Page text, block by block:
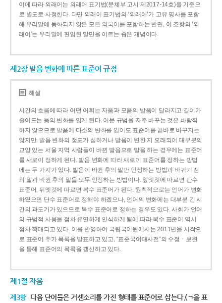
이에 따라 외래어는 외래어 표기법(문체부 고시 제2017-14호)을 기준으
로 별도로 사정한다. 다만 외래어 표기법의 ‘외래어’가 고유 명사를 포함
해 우리말에 동화되지 않은 모든 외국어를 포함하는 반면, 이 조항의 ‘외
래어’는 우리말에 편입된 말만을 이르는 좁은 개념이다.
제2장 발음 변화에 따른 표준어 규정
해설
시간의 흐름에 따라 어떤 어휘는 자음과 모음의 발음이 달라지고 길이가
줄어드는 등의 변화를 입게 된다. 어문 규범을 자주 바꾸는 것은 바람직
하지 않으므로 발음에 다소의 변화를 입어도 표준어를 곧바로 바꾸지는
않지만, 발음 변화의 정도가 심하거나 발음이 변한 지 오래되어 대부분의
교양 있는 서울 지역 사람들이 바뀐 발음으로 말을 하는 경우에는 표준어
를 새로이 정하게 된다. 발음 변화에 따라 새로이 표준어를 정하는 방법
에는 두 가지가 있다. 발음이 바뀐 후의 말만 인정하는 방법과 바뀌기 전
의 말과 바뀐 후의 말을 모두 인정하는 방법이다. 앞엣것에 따르면 단수
표준어, 뒤엣것에 따르면 복수 표준어가 된다. 원칙적으로는 언어가 변화
하였으면 단수 표준어로 정해야 하겠으나, 언어의 변화에는 대부분 긴 시
간의 과도기가 있으므로 복수 표준어로 정하는 경우도 있다. 사회가 언어
의 규범적 사용을 점차 유연하게 인식하게 됨에 따라 복수 표준어 역시
점차 확대되고 있다. 이를 반영하여 국립국어원에서는 2011년을 시작으
로 표준어 추가 목록을 발표하고 있고, “표준국어대사전”의 수정ㆍ보완
을 통해 표준어의 목록을 갱신하고 있다.
제1절 자음
제3항 다음 단어들은 거센소리를 가진 형태를 표준어로 삼는다.(ㄱ을 표